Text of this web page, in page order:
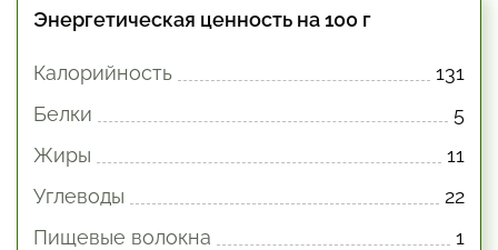
Энергетическая ценность на 100 г
Калорийность
131
Белки
5
Жиры
11
Углеводы
22
Пищевые волокна
1